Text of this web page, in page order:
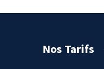
Nos Tarifs